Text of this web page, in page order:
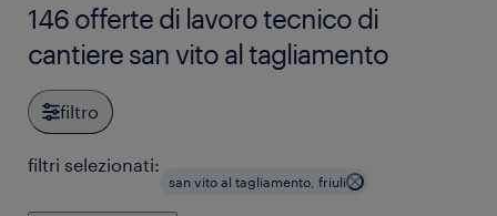
146 offerte di lavoro tecnico di
cantiere san vito al tagliamento
filtro
filtri selezionati:
san vito al tagliamento, friuli